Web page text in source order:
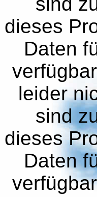
dieses
Daten
leider
sind
dieses
Daten